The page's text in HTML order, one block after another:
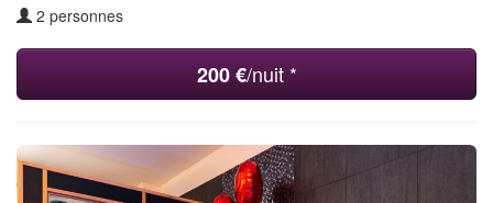
2 personnes
200 €/nuit *